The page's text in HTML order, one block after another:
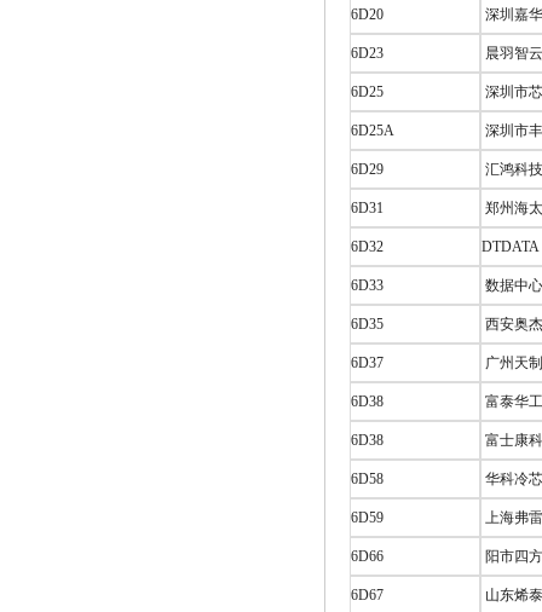
6D20 深圳嘉
6D23 晨羽智
6D25 深圳市
6D25A 深圳市
6D29 汇鸿科
6D31 郑州海
6D32 DTDATA
6D33 数据中
6D35 西安奥
6D37 广州天
6D38 富泰华
6D38 富士康
6D58 华科冷
6D59 上海弗
6D66 阳市四
6D67 山东烯